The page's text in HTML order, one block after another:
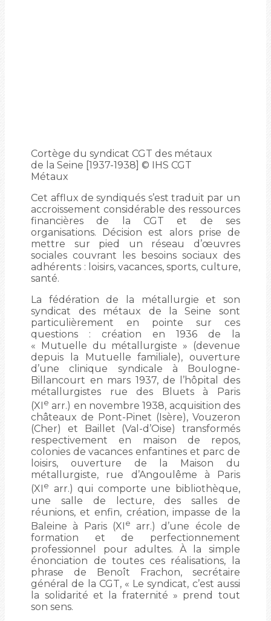
Cortège du syndicat CGT des métaux
de la Seine [1937-1938] © IHS CGT
Métaux
Cet afflux de syndiqués s’est traduit par un
accroissement considérable des ressources
financières de la CGT et de ses
organisations. Décision est alors prise de
mettre sur pied un réseau d’œuvres
sociales couvrant les besoins sociaux des
adhérents : loisirs, vacances, sports, culture,
santé.
La fédération de la métallurgie et son
syndicat des métaux de la Seine sont
particulièrement en pointe sur ces
questions : création en 1936 de la
« Mutuelle du métallurgiste » (devenue
depuis la Mutuelle familiale), ouverture
d’une clinique syndicale à Boulogne-
Billancourt en mars 1937, de l’hôpital des
métallurgistes rue des Bluets à Paris
(XI e arr.) en novembre 1938, acquisition des
châteaux de Pont-Pinet (Isère), Vouzeron
(Cher) et Baillet (Val-d’Oise) transformés
respectivement en maison de repos,
colonies de vacances enfantines et parc de
loisirs, ouverture de la Maison du
métallurgiste, rue d’Angoulême à Paris
(XI e arr.) qui comporte une bibliothèque,
une salle de lecture, des salles de
réunions, et enfin, création, impasse de la
Baleine à Paris (XIe
arr.) d’une école de
formation et de perfectionnement
professionnel pour adultes. À la simple
énonciation de toutes ces réalisations, la
phrase de Benoît Frachon, secrétaire
général de la CGT, « Le syndicat, c’est aussi
la solidarité et la fraternité » prend tout
son sens.